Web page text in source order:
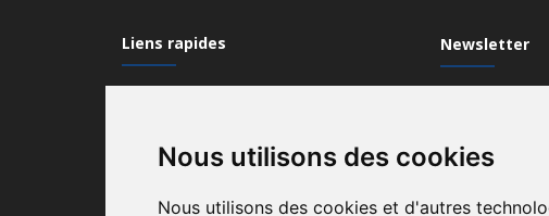
Nous utilisons des cookies
Nous utilisons des cookies et d'autres
Liens rapides
Contactez-nous
Newsletter